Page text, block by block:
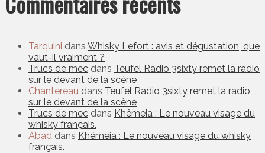
Tarquini dans Whisky Lefort : avis et dégustation, que
vaut-il vraiment ?
Trucs de mec dans Teufel Radio 3sixty remet la radio
sur le devant de la scène
Chantereau dans Teufel Radio 3sixty remet la radio
sur le devant de la scène
Trucs de mec dans Khêmeia : Le nouveau visage du
whisky français.
Abad dans Khêmeia : Le nouveau visage du whisky
français.